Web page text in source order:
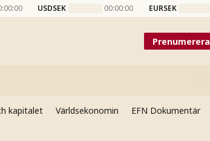
USDSEK 00:00:00 EURSEK
Prenumerera
kapitalet Världsekonomin EFN Dokumentär